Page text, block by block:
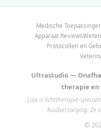
Medische Toepassingen
Apparaat Reviews
Protocollen en
Ultrastudio —
therapie en
Lisa is lichttherapie-
huidverzorging. Ze
©